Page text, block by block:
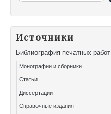
Источники
Библиография печатных работ
Монографии и сборники
Статьи
Диссертации
Справочные издания